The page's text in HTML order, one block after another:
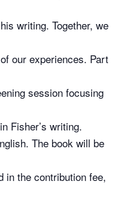
writing. Together, we
our experiences. Part
session focusing
Fisher’s writing.
The book will be
in the contribution fee,